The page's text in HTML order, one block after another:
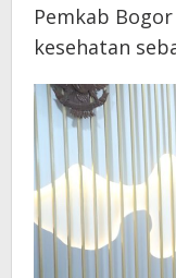
Pemkab
kesehatan